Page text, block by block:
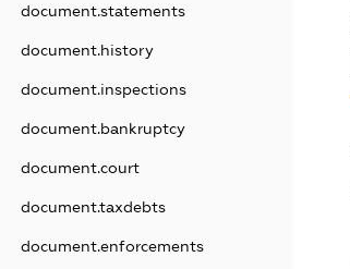
document.statements
document.history
document.inspections
document.bankruptcy
document.court
document.taxdebts
document.enforcements